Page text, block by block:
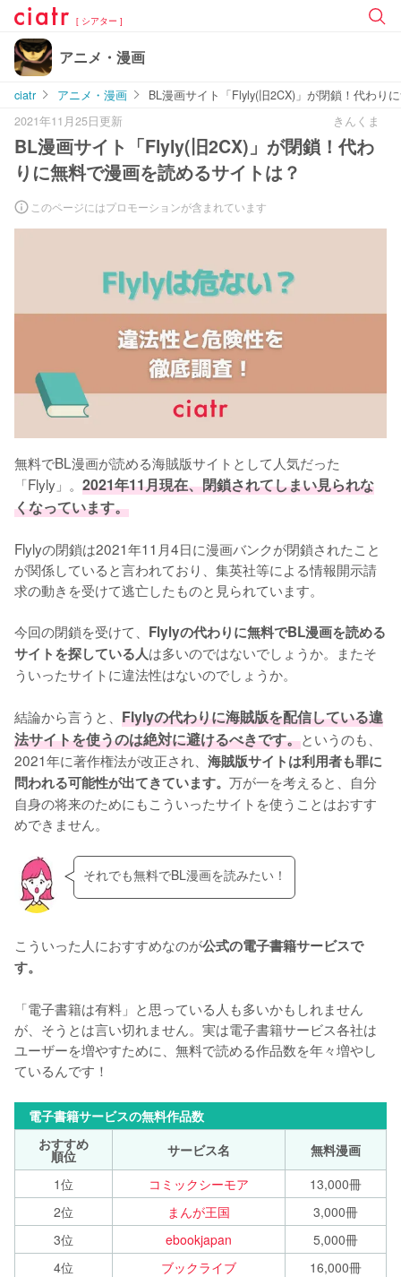
[ シアター ]
アニメ・漫画
ciatr アニメ・漫画
BL漫画サイト「Flyly(旧2CX)」が閉鎖！代
2021年11月25日更新
きんくま
BL漫画サイト「Flyly(旧2CX)」が閉鎖！代わ
りに無料で漫画を読めるサイトは？
このページにはプロモーションが含まれています
無料でBL漫画が読める海賊版サイトとして人気だった
「Flyly」。 2021年11月現在、閉鎖されてしまい見られな
くなっています。
Flylyの閉鎖は2021年11月4日に漫画バンクが閉鎖されたこと
が関係していると言われており、集英社等による情報開示請
求の動きを受けて逃亡したものと見られています。
今回の閉鎖を受けて、 Flylyの代わりに無料でBL漫画を読める
サイトを探している人は多いのではないでしょうか。またそ
ういったサイトに違法性はないのでしょうか。
結論から言うと、 Flylyの代わりに海賊版を配信している違
法サイトを使うのは絶対に避けるべきです。というのも、
2021年に著作権法が改正され、 海賊版サイトは利用者も罪に
問われる可能性が出てきています。 万が一を考えると、自分
自身の将来のためにもこういったサイトを使うことはおすす
めできません。
それでも無料でBL漫画を読みたい！
こういった人におすすめなのが公式の電子書籍サービスで
す。
「電子書籍は有料」と思っている人も多いかもしれません
が、そうとは言い切れません。実は電子書籍サービス各社は
ユーザーを増やすために、無料で読める作品数を年々増やし
ているんです！
電子書籍サービスの無料作品数
おすすめ
順位 サービス名
無料漫画
1位
コミックシーモア
13,000冊
2位
まんが王国
3,000冊
3位
ebookjapan
5,000冊
4位
ブックライブ
16,000冊